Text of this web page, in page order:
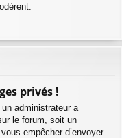
privés !
administrateur a
le forum, soit un
empêcher d’envoyer